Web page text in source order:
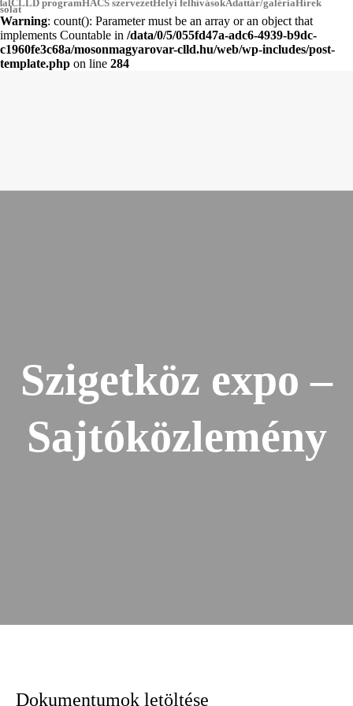
Warning: count(): Parameter must be an array or an object that
implements Countable in /data/0/5/055fd47a-adc6-4939-b9dc-
c1960fe3c68a/mosonmagyarovar-clld.hu/web/wp-includes/post-
template.php on line 284
CLLD programHACS szervezetHelyi felhívásokAdattár/galériaHírek
Szigetköz expo –
Sajtóközlemény
Dokumentumok letöltése